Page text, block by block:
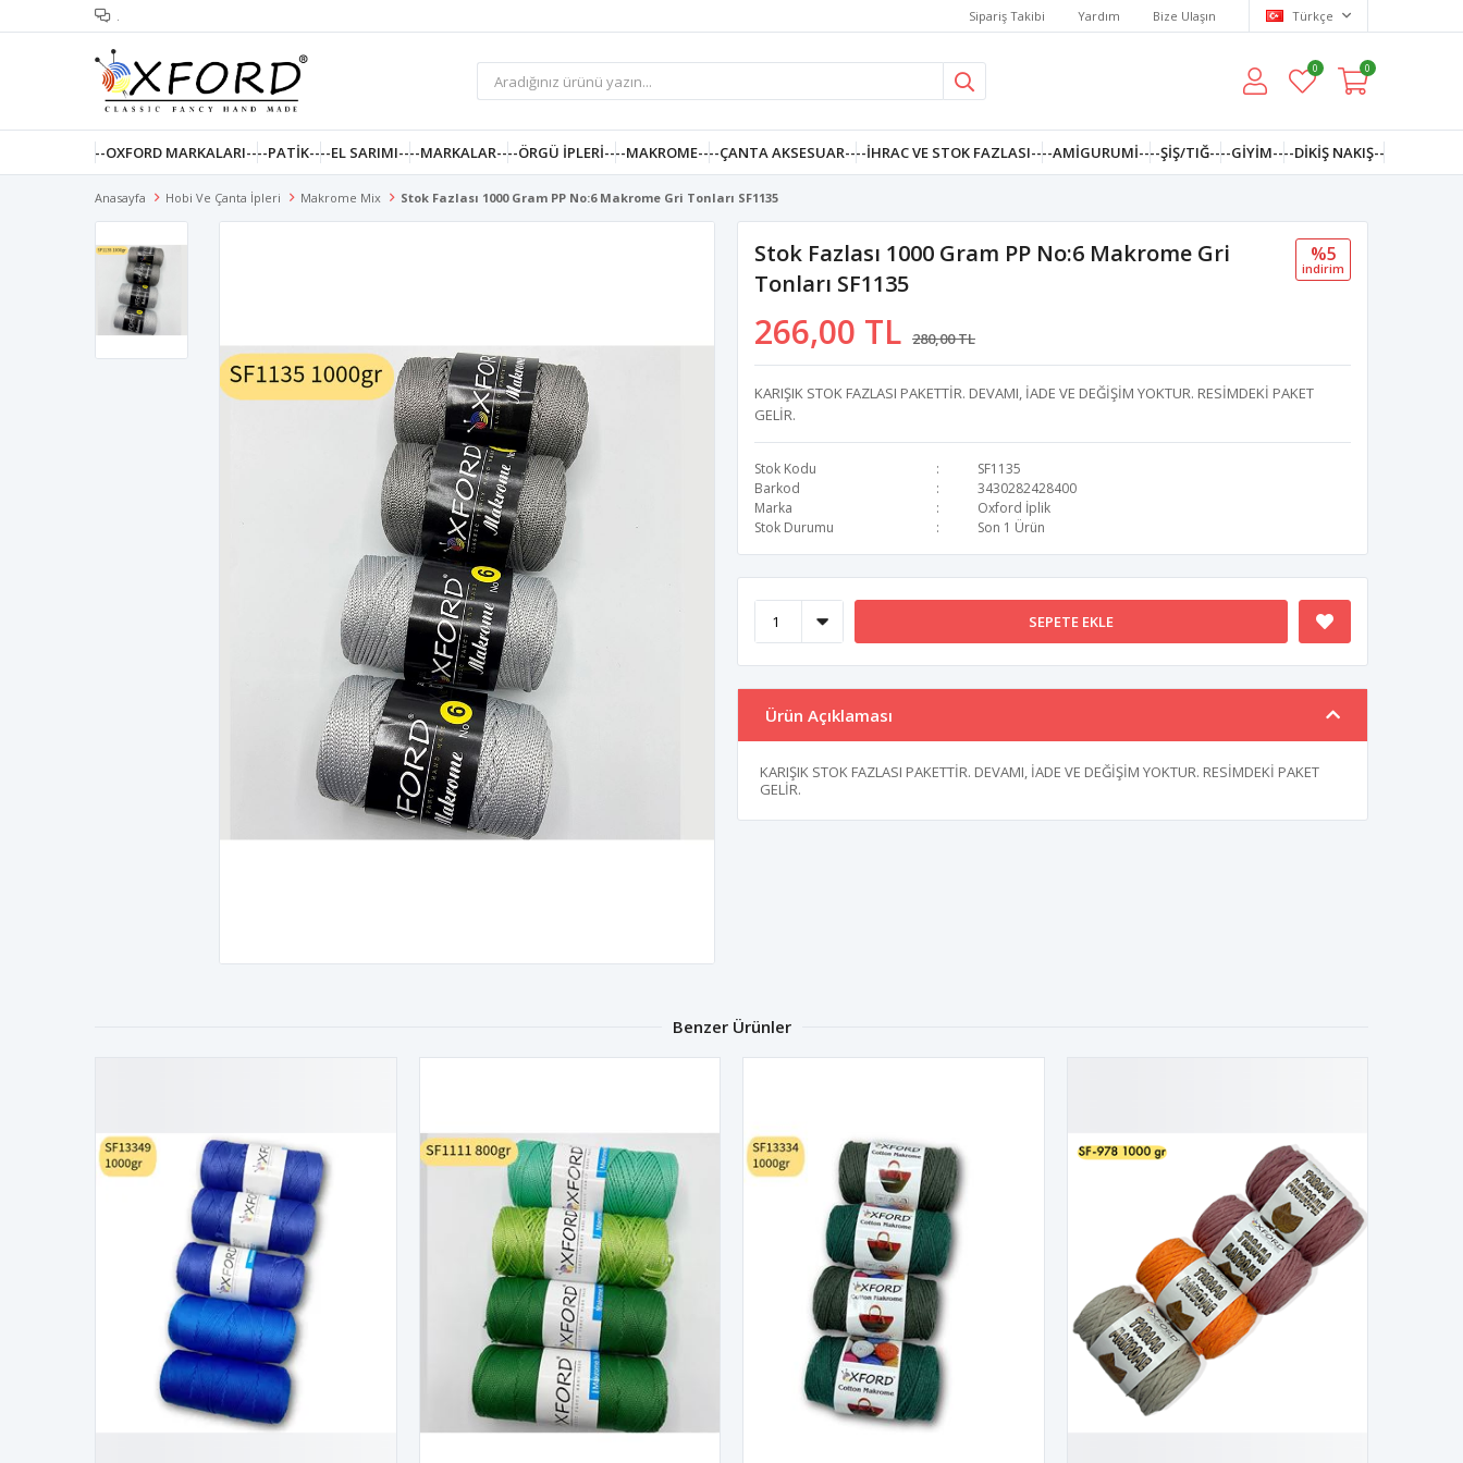
. Sipariş Takibi Yardım Bize Ulaşın Türkçe
0 0
--OXFORD MARKALARI----PATIK----EL SARIMI----MARKALAR----ÖRGÜ İPLERI----MAKROME----ÇANTA AKSESUAR----İHRAC VE STOK FAZLASI----AMIGURUMI----ŞİŞ/TIĞ----GIYIM----DIKIŞ NAKIŞ--
Anasayfa Hobi Ve Çanta İpleri Makrome Mix Stok Fazlası 1000 Gram PP No:6 Makrome Gri Tonları SF1135
Stok Fazlası 1000 Gram PP No:6 Makrome Gri
Tonları SF1135
266,00 TL 280,00 TL
%5
i̇ndi̇ri̇m
KARIŞIK STOK FAZLASI PAKETTİR. DEVAMI, İADE VE DEĞİŞİM YOKTUR. RESİMDEKİ PAKET
GELİR.
Stok Kodu
SF1135
Barkod
3430282428400
Marka
Oxford İplik
Stok Durumu
Son 1 Ürün
SEPETE EKLE
Ürün Açıklaması
KARIŞIK STOK FAZLASI PAKETTİR. DEVAMI, İADE VE DEĞİŞİM YOKTUR. RESİMDEKİ PAKET
GELİR.
Benzer Ürünler